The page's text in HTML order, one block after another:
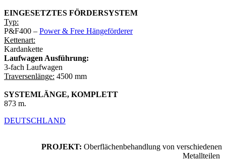
EINGESETZTES FÖRDERSYSTEM
Typ:
P&F400 – Power & Free Hängeförderer
Kettenart:
Kardankette
Laufwagen Ausführung:
3-fach Laufwagen
Traversenlänge: 4500 mm
SYSTEMLÄNGE, KOMPLETT
873 m.
DEUTSCHLAND
PROJEKT: Oberflächenbehandlung von verschiedenen
Metallteilen